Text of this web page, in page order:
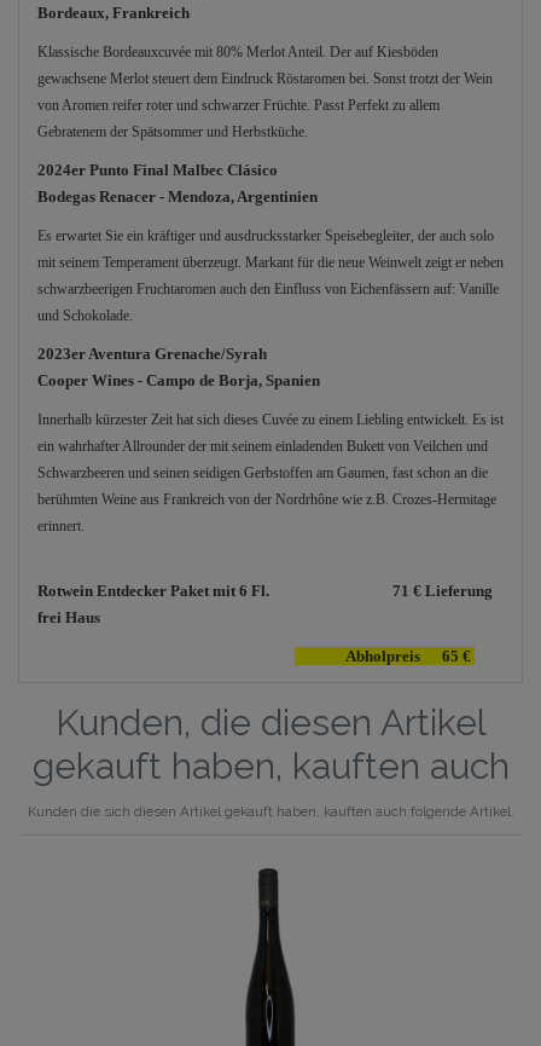
Bordeaux, Frankreich
Klassische Bordeauxcuvée mit 80% Merlot Anteil. Der auf Kiesböden
gewachsene Merlot steuert dem Eindruck Röstaromen bei. Sonst trotzt der Wein
von Aromen reifer roter und schwarzer Früchte. Passt Perfekt zu allem
Gebratenem der Spätsommer und Herbstküche.
2024er Punto Final Malbec Clásico
Bodegas Renacer - Mendoza, Argentinien
Es erwartet Sie ein kräftiger und ausdrucksstarker Speisebegleiter, der auch solo
mit seinem Temperament überzeugt. Markant für die neue Weinwelt zeigt er neben
schwarzbeerigen Fruchtaromen auch den Einfluss von Eichenfässern auf: Vanille
und Schokolade.
2023er Aventura Grenache/Syrah
Cooper Wines - Campo de Borja, Spanien
Innerhalb kürzester Zeit hat sich dieses Cuvée zu einem Liebling entwickelt. Es ist
ein wahrhafter Allrounder der mit seinem einladenden Bukett von Veilchen und
Schwarzbeeren und seinen seidigen Gerbstoffen am Gaumen, fast schon an die
berühmten Weine aus Frankreich von der Nordrhône wie z.B. Crozes-Hermitage
erinnert.
Rotwein Entdecker Paket mit 6 Fl. 71 € Lieferung
frei Haus
Abholpreis 65 €
Kunden, die diesen Artikel
gekauft haben, kauften auch
Kunden die sich diesen Artikel gekauft haben, kauften auch folgende Artikel.